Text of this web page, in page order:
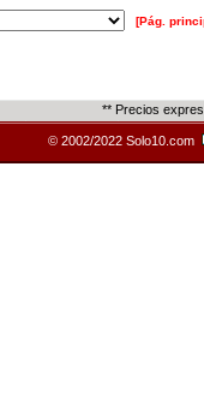
[Pág.
** Precios
© 2002/2022 Solo10.com